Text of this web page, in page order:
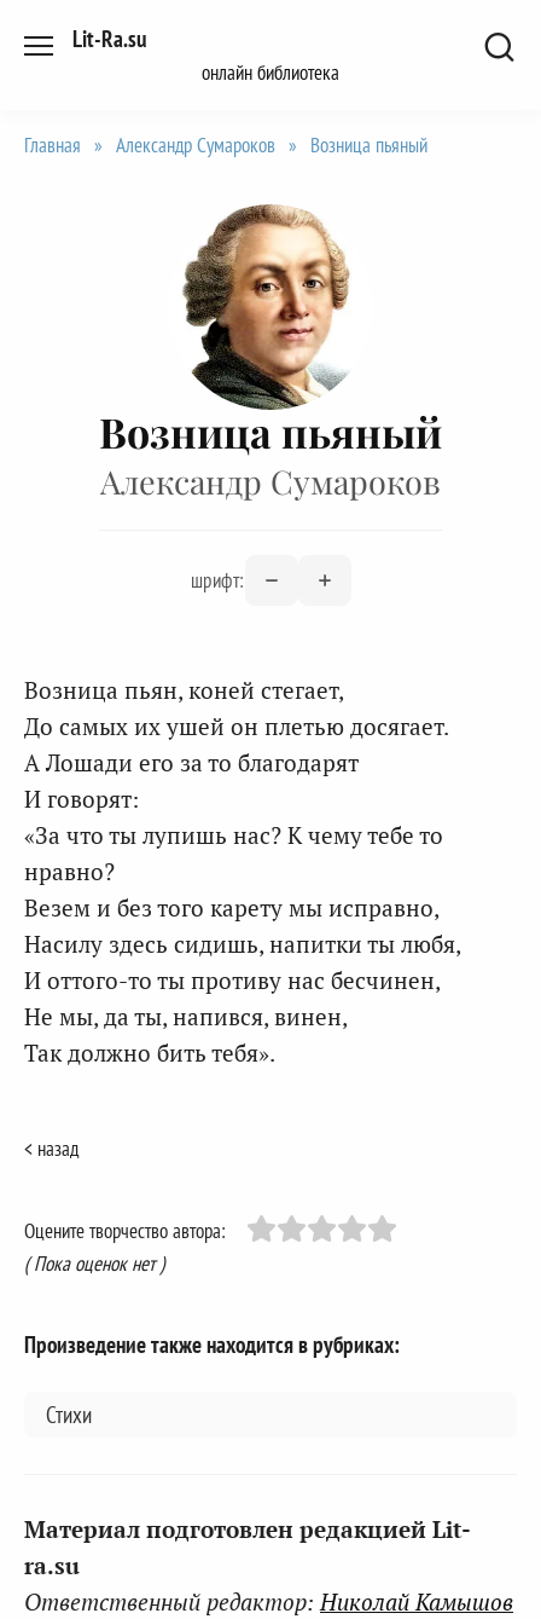
Lit-Ra.su
онлайн библиотека
Главная » Александр Сумароков » Возница пьяный
Возница пьяный
Александр Сумароков
шрифт:
Возница пьян, коней стегает,
До самых их ушей он плетью досягает.
А Лошади его за то благодарят
И говорят:
«За что ты лупишь нас? К чему тебе то
нравно?
Везем и без того карету мы исправно,
Насилу здесь сидишь, напитки ты любя,
И оттого-то ты противу нас бесчинен,
Не мы, да ты, напився, винен,
Так должно бить тебя».
< назад
Оцените творчество автора:
( Пока оценок нет )
Произведение также находится в рубриках:
Стихи
Материал подготовлен редакцией Lit-
ra.su
Ответственный редактор:Николай Камышов